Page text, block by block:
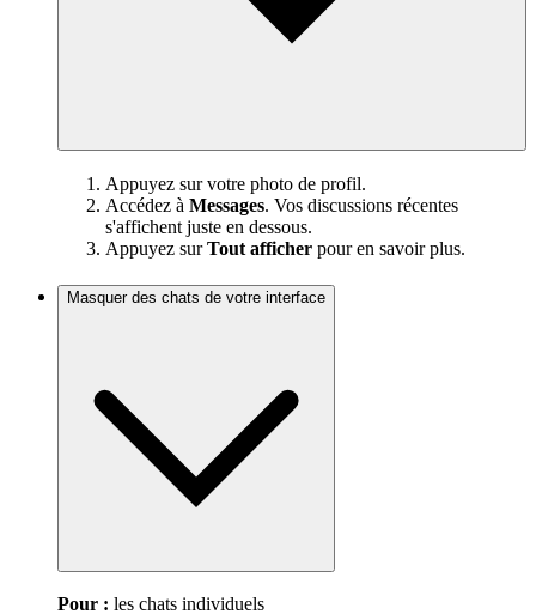
Appuyez sur votre photo de profil.
Accédez à Messages. Vos discussions récentes
s'affichent juste en dessous.
Appuyez surTout afficher pour en savoir plus.
Masquer des chats de votre interface
Pour : les chats individuels